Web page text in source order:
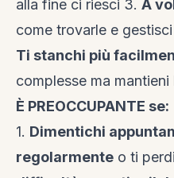
alla fine ci riesci 3. A
come trovarle e
Ti stanchi più
complesse ma
È PREOCCUPANTE se:
1. Dimentichi
regolarmente o ti